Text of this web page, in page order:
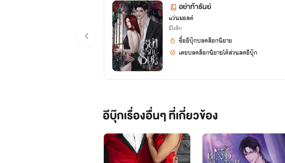
อย่าท้าธันย์
แว่นมอลต์
อีโรติก
ซื้ออีบุ๊กปลดล็อกนิยาย
เคยปลดล็อกนิยายได้ส่วนลดอีบุ๊ก
อีบุ๊กเรื่องอื่นๆ ที่เกี่ยวข้อง